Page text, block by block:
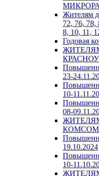
Жителям
72, 76, 78,
8, 10, 11,
Годовая
23-
10-
08-
19.10.2024
10-